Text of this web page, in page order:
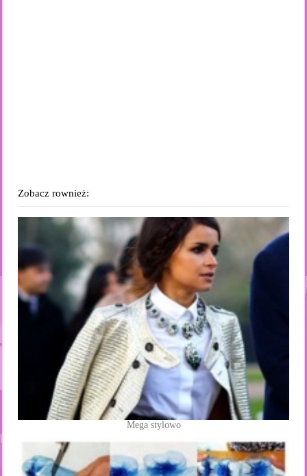
Zobacz rownież:
Mega stylowo